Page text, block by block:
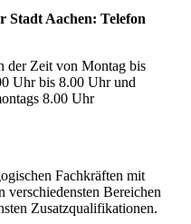
Stadt Aachen: Telefon
der Zeit von Montag bis
Uhr bis 8.00 Uhr und
8.00 Uhr
Fachkräften mit
Bereichen
Zusatzqualifikationen.